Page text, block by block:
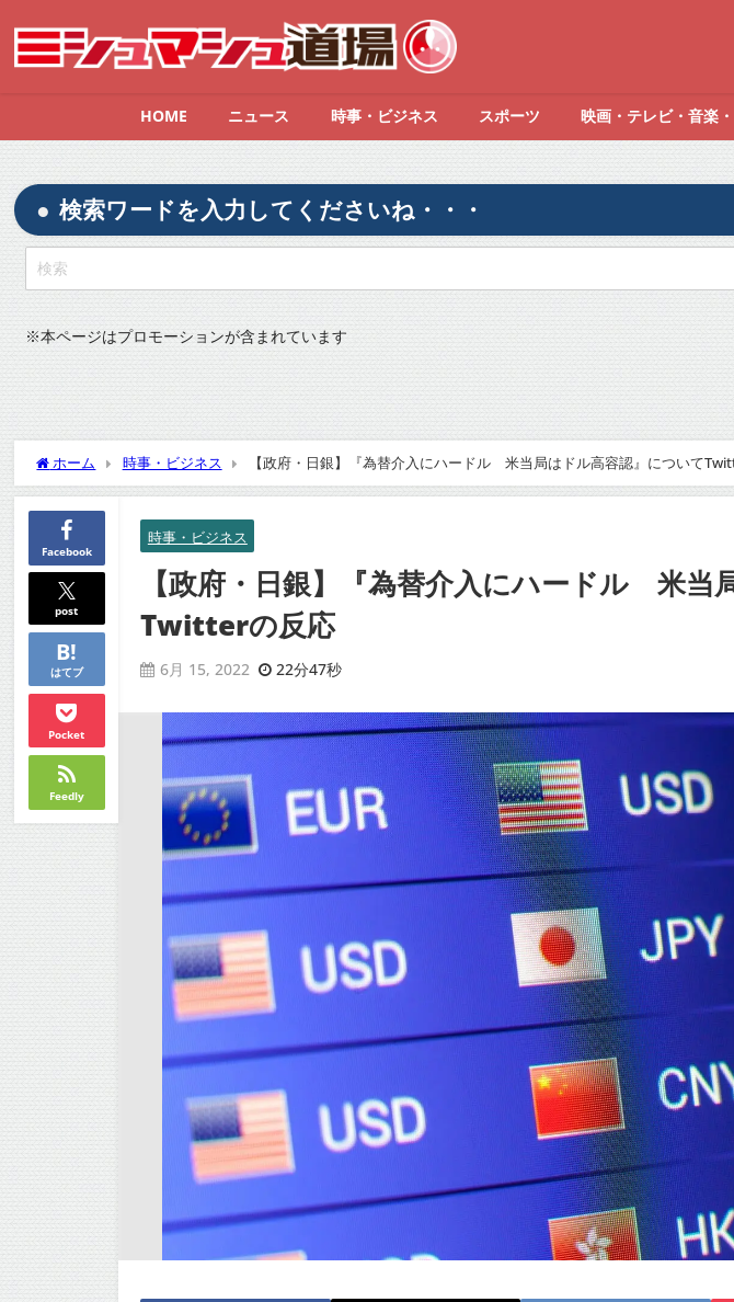
HOME ニュース 時事・ビジネス スポーツ 映画・テレビ・音楽
検索ワードを入力してくださいね・・・
※本ページはプロモーションが含まれています
ホーム 時事・ビジネス 【政府・日銀】『為替介入にハードル 米当局はドル高容認』について
Facebook
post
はてブ
Pocket
Feedly
時事・ビジネス
【政府・日銀】『為替介入にハードル 米当
Twitterの反応
6月 15, 2022 22分47秒